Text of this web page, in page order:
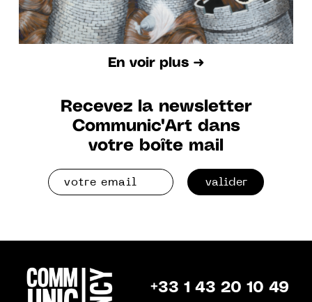
En voir plus ➜
Recevez la newsletter
Communic'Art dans
votre boîte mail
valider
+33 1 43 20 10 49